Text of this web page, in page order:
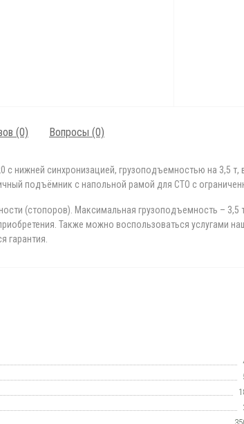
(0) Вопросы (0)
с нижней синхронизацией, грузоподъемностью на
подъёмник с напольной рамой для СТО с
(стопоров). Максимальная грузоподъемность –
Также можно воспользоваться услугами
гарантия.